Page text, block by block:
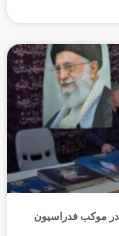
موکب فدراسیون